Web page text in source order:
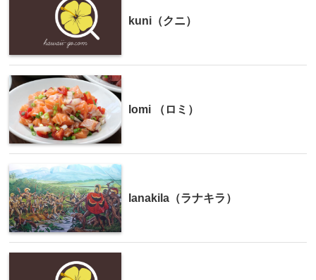
kuni（クニ）
lomi （ロミ）
lanakila（ラナキラ）